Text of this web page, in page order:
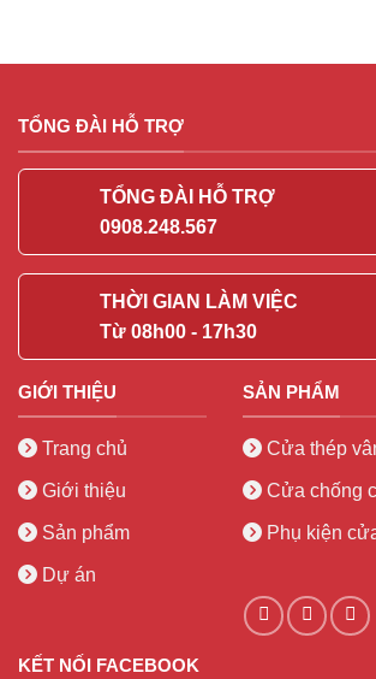
TỔNG ĐÀI HỖ TRỢ
TỔNG ĐÀI HỖ TRỢ
0908.248.567
THỜI GIAN LÀM VIỆC
Từ 08h00 - 17h30
GIỚI THIỆU
Trang chủ
Giới thiệu
Sản phẩm
Dự án
SẢN PHẨM
Cửa thép
Cửa chống
Phụ kiện
KẾT NỐI FACEBOOK